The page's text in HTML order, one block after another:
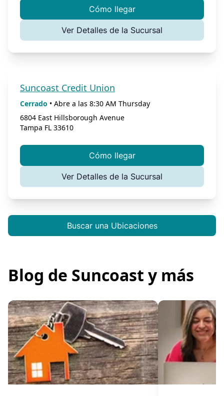
Cómo llegar
Ver Detalles de la Sucursal
Suncoast Credit Union
Cerrado • Abre a las 8:30 AM Thursday
6804 East Hillsborough Avenue
Tampa FL 33610
Cómo llegar
Ver Detalles de la Sucursal
Buscar una Ubicaciones
Blog de Suncoast y más